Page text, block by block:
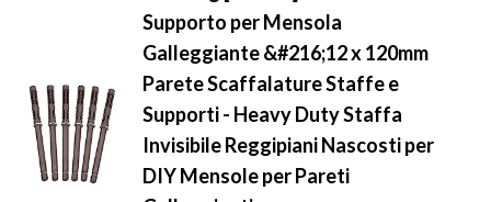
Supporto per Mensola
Galleggiante &#216;12 x 120mm
Parete Scaffalature Staffe e
Supporti - Heavy Duty Staffa
Invisibile Reggipiani Nascosti per
DIY Mensole per Pareti